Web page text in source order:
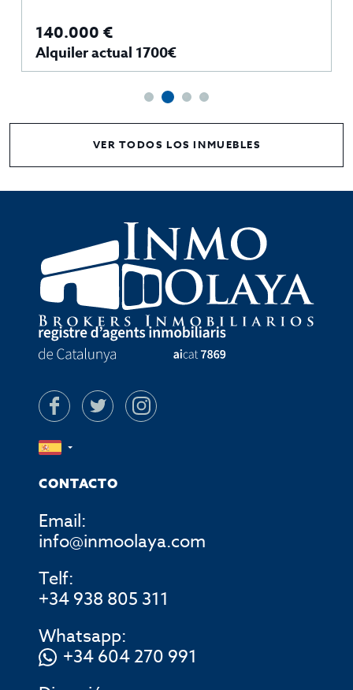
140.000 €
Alquiler actual 1700€
VER TODOS LOS INMUEBLES
CONTACTO
Email:
info@inmoolaya.com
Telf:
+34 938 805 311
Whatsapp:
+34 604 270 991